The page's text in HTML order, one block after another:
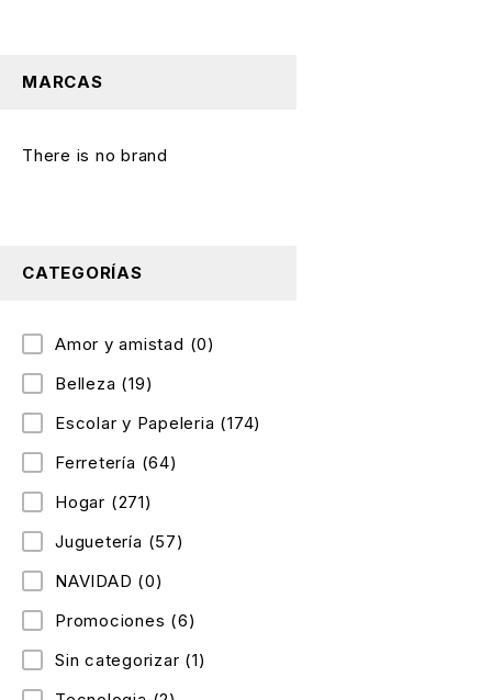
MARCAS
There is no brand
CATEGORÍAS
Amor y amistad (0)
Belleza (19)
Escolar y Papeleria (174)
Ferretería (64)
Hogar (271)
Juguetería (57)
NAVIDAD (0)
Promociones (6)
Sin categorizar (1)